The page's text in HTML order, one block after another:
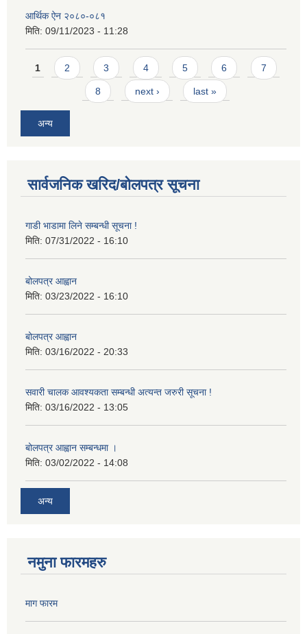
आर्थिक ऐन २०८०-०८१
मिति: 09/11/2023 - 11:28
Pages
1 2 3 4 5 6 7
8 next › last »
अन्य
सार्वजनिक खरिद/बोलपत्र सूचना
गाडी भाडामा लिने सम्बन्धी सूचना !
मिति: 07/31/2022 - 16:10
बोलपत्र आह्वान
मिति: 03/23/2022 - 16:10
बोलपत्र आह्वान
मिति: 03/16/2022 - 20:33
सवारी चालक आवश्यकता सम्बन्धी अत्यन्त जरुरी सूचना !
मिति: 03/16/2022 - 13:05
बोलपत्र आह्वान सम्बन्धमा ।
मिति: 03/02/2022 - 14:08
अन्य
नमुना फारमहरु
माग फारम